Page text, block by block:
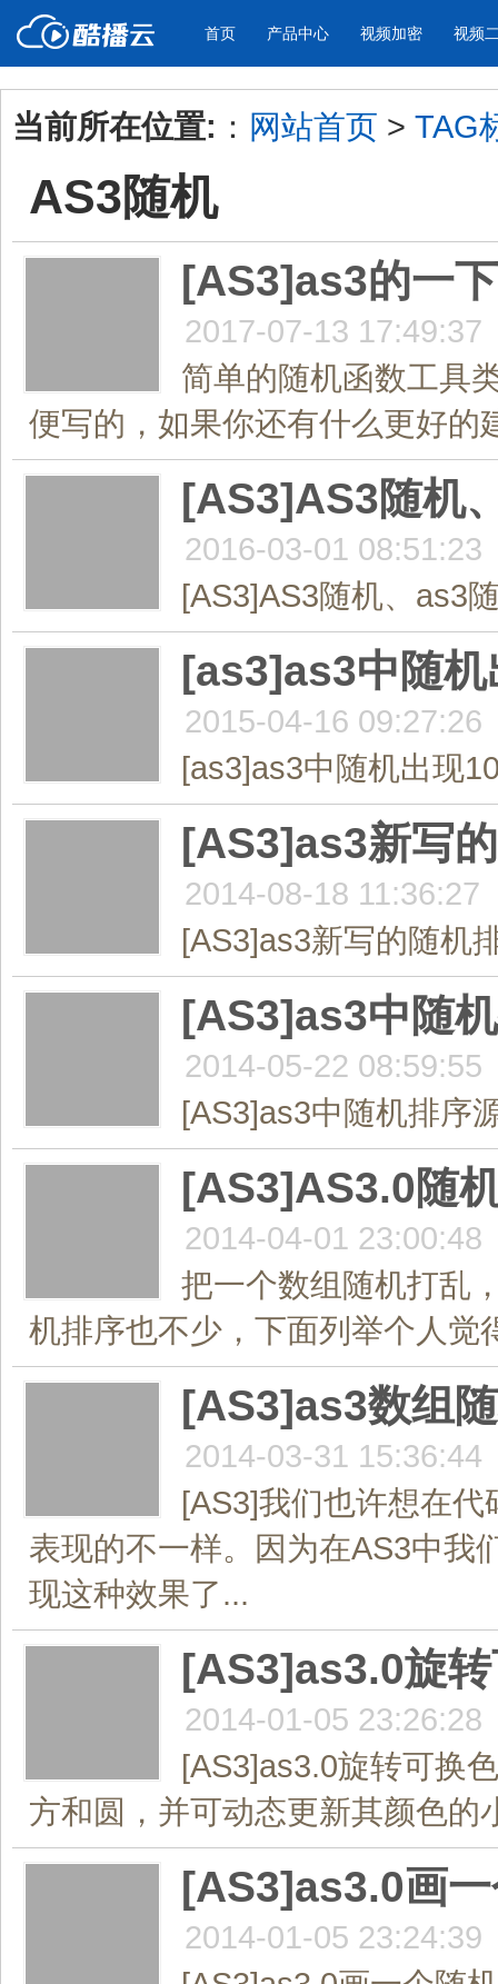
首页 产品中心
产品与新功能
视频加密防下载防录屏
防下载/防盗录/防录屏/防篡改
帮助企业视频
视频加密 视频
应用场景
企业宣传
工作汇报
年会节目
当前所在位置: ： 网站首页 > TAG
AS3随机
[AS3]as3的一
2017-07-13 17:49:37
简单的随机函数工具
便写的，如果你还有什么更好的
[AS3]AS3随机
2016-03-01 08:51:23
[AS3]AS3随机、as3
[as3]as3中随机
2015-04-16 09:27:26
[as3]as3中随机出现
[AS3]as3新写
2014-08-18 11:36:27
[AS3]as3新写的随机
[AS3]as3中随
2014-05-22 08:59:55
[AS3]as3中随机排序
[AS3]AS3.0随
2014-04-01 23:00:48
把一个数组随机打乱
机排序也不少，下面列举个人觉
[AS3]as3数组
2014-03-31 15:36:44
[AS3]我们也许想在
表现的不一样。因为在AS3中我
现这种效果了...
[AS3]as3.0旋
2014-01-05 23:26:28
[AS3]as3.0旋转可换
方和圆，并可动态更新其颜色的
[AS3]as3.0画
2014-01-05 23:24:39